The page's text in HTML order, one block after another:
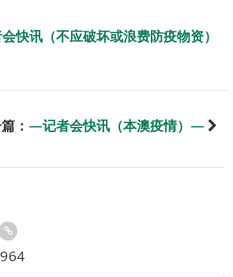
快讯（不应破坏或浪费防疫物资）
： —记者会快讯（本澳疫情）—